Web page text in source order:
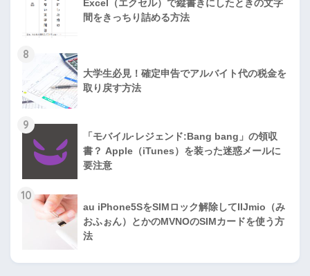
Excel（エクセル）で縦書きにしたときの文字
間をきっちり詰める方法
8
大学生必見！確定申告でアルバイト代の税金を
取り戻す方法
9
「モバイル·レジェンド:Bang bang」の領収
書？ Apple（iTunes）を装った迷惑メールに
要注意
10
au iPhone5SをSIMロック解除してIIJmio（み
おふぉん）とかのMVNOのSIMカードを使う方
法